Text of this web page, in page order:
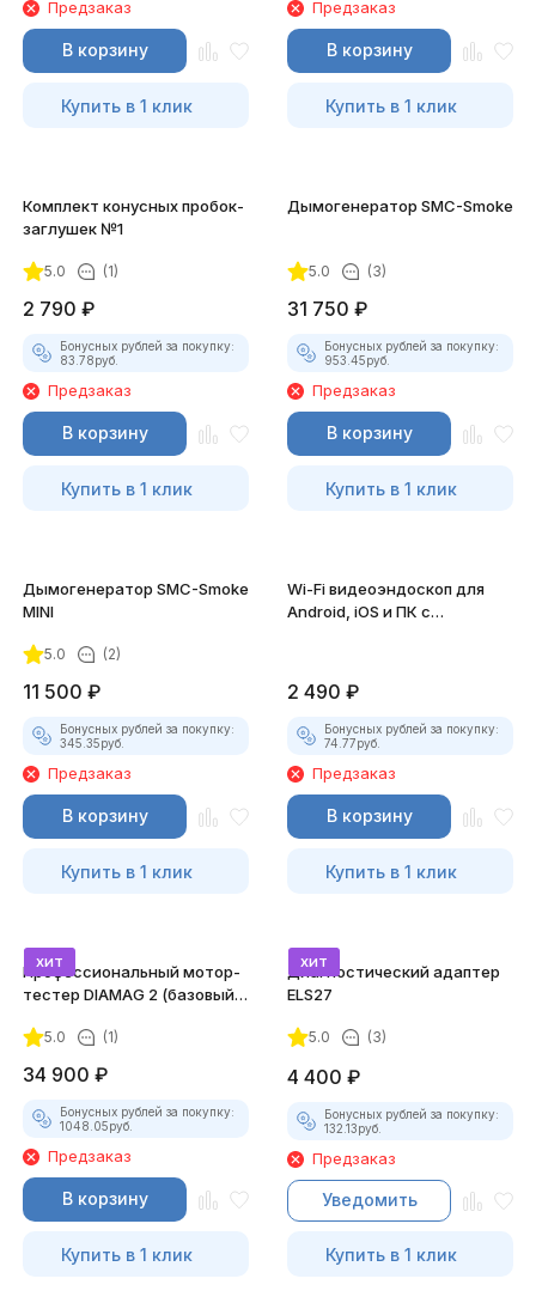
Предзаказ
В корзину
Купить в 1 клик
Предзаказ
В корзину
Купить в 1 клик
Комплект конусных пробок-
заглушек №1
5.0 (1)
2 790 ₽
Бонусных рублей за покупку:
83.78руб.
Предзаказ
В корзину
Купить в 1 клик
Дымогенератор SMC-Smoke
5.0 (3)
31 750 ₽
Бонусных рублей за покупку:
953.45руб.
Предзаказ
В корзину
Купить в 1 клик
Дымогенератор SMC-Smoke
MINI
5.0 (2)
11 500 ₽
Бонусных рублей за покупку:
345.35руб.
Предзаказ
В корзину
Купить в 1 клик
Wi-Fi видеоэндоскоп для
Android, iOS и ПК с
2 490 ₽
Бонусных рублей за покупку:
74.77руб.
Предзаказ
В корзину
Купить в 1 клик
хит
Профессиональный мотор-
тестер DIAMAG 2 (базовый
5.0 (1)
34 900 ₽
Бонусных рублей за покупку:
1048.05руб.
Предзаказ
В корзину
Купить в 1 клик
хит
Диагностический адаптер
ELS27
5.0 (3)
4 400 ₽
Бонусных рублей за покупку:
132.13руб.
Предзаказ
Уведомить
Купить в 1 клик